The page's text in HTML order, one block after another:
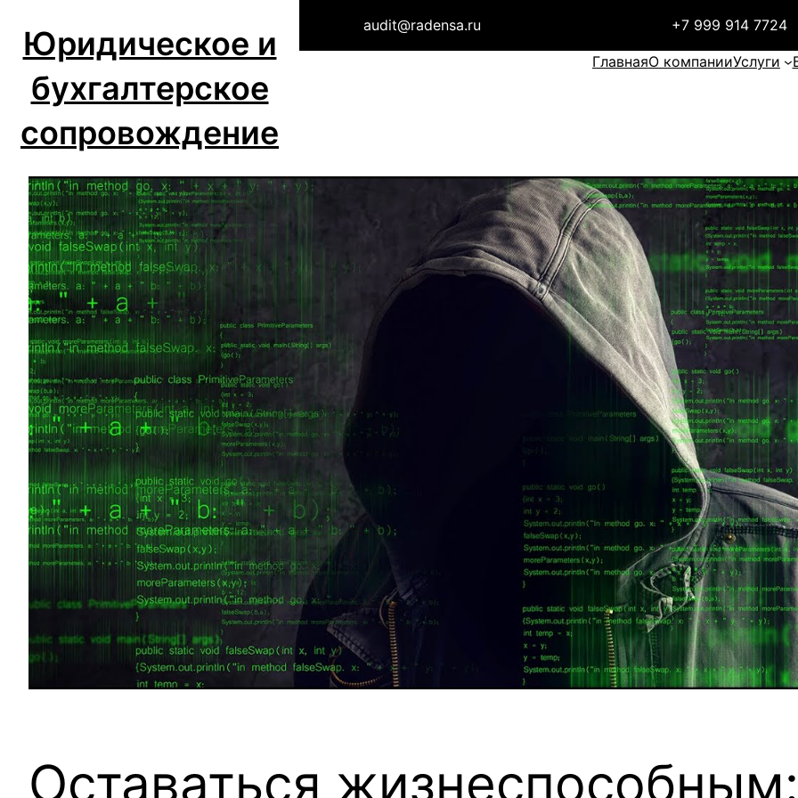
содержимому
Юридическое и
бухгалтерское
сопровождение
audit@radensa.ru +7 999 914 7724
ГлавнаяО компанииУслуги
Оставаться